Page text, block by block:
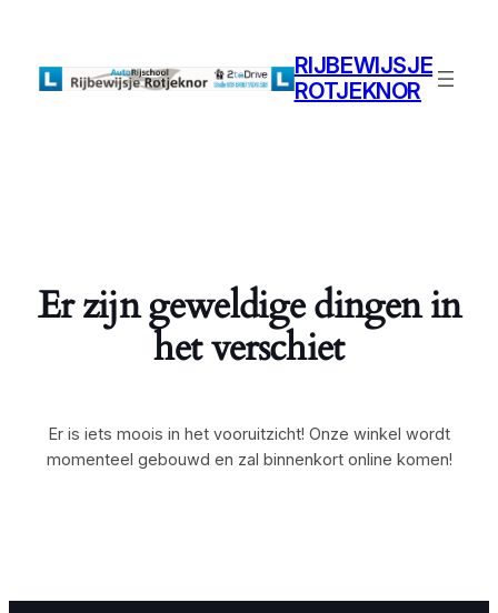
RIJBEWIJSJE
ROTJEKNOR
Er zijn geweldige dingen in
het verschiet
Er is iets moois in het vooruitzicht! Onze winkel wordt
momenteel gebouwd en zal binnenkort online komen!